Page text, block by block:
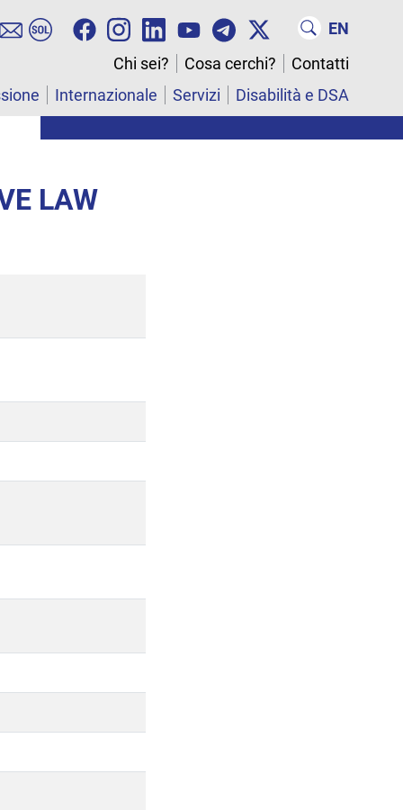
EN
Chi sei?
Cosa cerchi?
Contatti
Internazionale Servizi Disabilità e DSA
LAW